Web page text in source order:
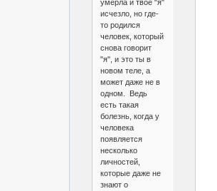
умерла и твое "я"
исчезло, но где-
то родился
человек, который
снова говорит
"я", и это ты в
новом теле, а
может даже не в
одном. Ведь
есть такая
болезнь, когда у
человека
появляется
несколько
личностей,
которые даже не
знают о